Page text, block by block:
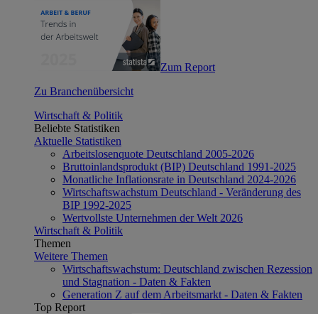
Zum Report
Zu Branchenübersicht
Wirtschaft & Politik
Beliebte Statistiken
Aktuelle Statistiken
Arbeitslosenquote Deutschland 2005-2026
Bruttoinlandsprodukt (BIP) Deutschland 1991-2025
Monatliche Inflationsrate in Deutschland 2024-2026
Wirtschaftswachstum Deutschland - Veränderung des
BIP 1992-2025
Wertvollste Unternehmen der Welt 2026
Wirtschaft & Politik
Themen
Weitere Themen
Wirtschaftswachstum: Deutschland zwischen Rezession
und Stagnation - Daten & Fakten
Generation Z auf dem Arbeitsmarkt - Daten & Fakten
Top Report